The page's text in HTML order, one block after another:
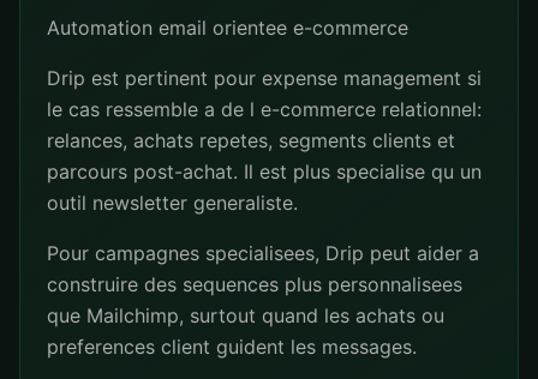
Automation email orientee e-commerce
Drip est pertinent pour expense management si
le cas ressemble a de l e-commerce relationnel:
relances, achats repetes, segments clients et
parcours post-achat. Il est plus specialise qu un
outil newsletter generaliste.
Pour campagnes specialisees, Drip peut aider a
construire des sequences plus personnalisees
que Mailchimp, surtout quand les achats ou
preferences client guident les messages.